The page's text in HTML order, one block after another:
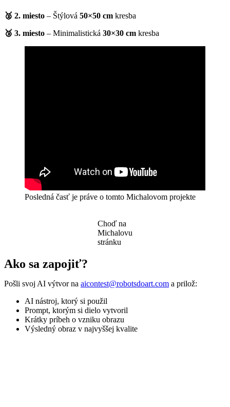
🥈 2. miesto – Štýlová 50×50 cm kresba
🥉 3. miesto – Minimalistická 30×30 cm kresba
Posledná časť je práve o tomto Michalovom projekte
Choď na
Michalovu
stránku
Ako sa zapojiť?
Pošli svoj AI výtvor na aicontest@robotsdoart.com a prilož:
AI nástroj, ktorý si použil
Prompt, ktorým si dielo vytvoril
Krátky príbeh o vzniku obrazu
Výsledný obraz v najvyššej kvalite